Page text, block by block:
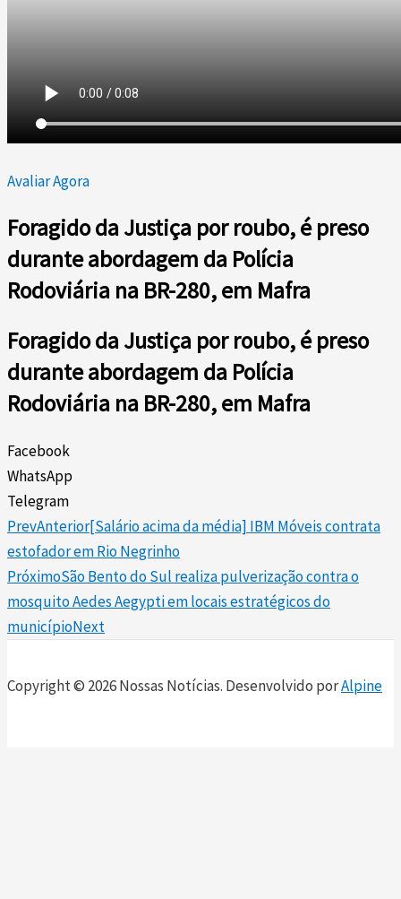
Avaliar Agora
Foragido da Justiça por roubo, é preso
durante abordagem da Polícia
Rodoviária na BR-280, em Mafra
Foragido da Justiça por roubo, é preso
durante abordagem da Polícia
Rodoviária na BR-280, em Mafra
Facebook
WhatsApp
Telegram
PrevAnterior[Salário acima da média] IBM Móveis contrata
estofador em Rio Negrinho
PróximoSão Bento do Sul realiza pulverização contra o
mosquito Aedes Aegypti em locais estratégicos do
municípioNext
Copyright © 2026 Nossas Notícias. Desenvolvido porAlpine